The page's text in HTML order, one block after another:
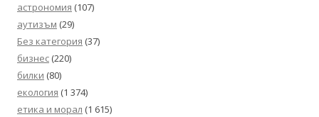
астрономия (107)
аутизъм (29)
Без категория (37)
бизнес (220)
билки (80)
екология (1 374)
етика и морал (1 615)